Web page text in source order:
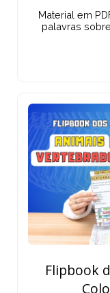
Material em
palavras
Flipbook